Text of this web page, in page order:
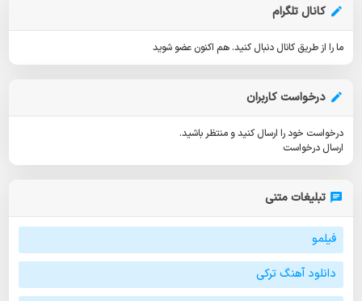
کانال تلگرام
ما را از طریق کانال دنبال کنید. هم اکنون عضو شوید
درخواست کاربران
درخواست خود را ارسال کنید و منتظر باشید.
ارسال درخواست
تبلیغات متنی
فیلمو
دانلود آهنگ ترکی